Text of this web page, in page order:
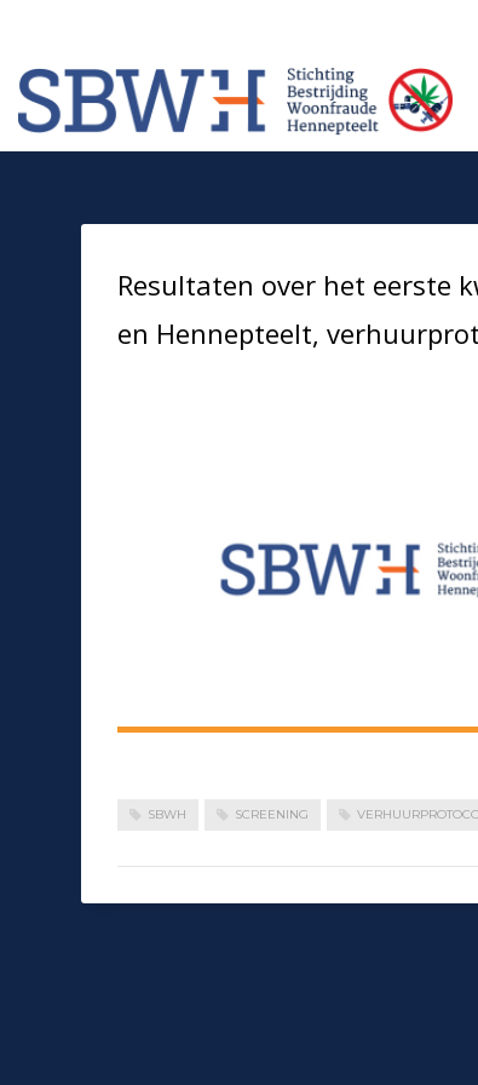
1 Login or create new account.
If you still have problems, please let us know,
Resultaten over het eerste
en Hennepteelt,
SBWH SCREENING